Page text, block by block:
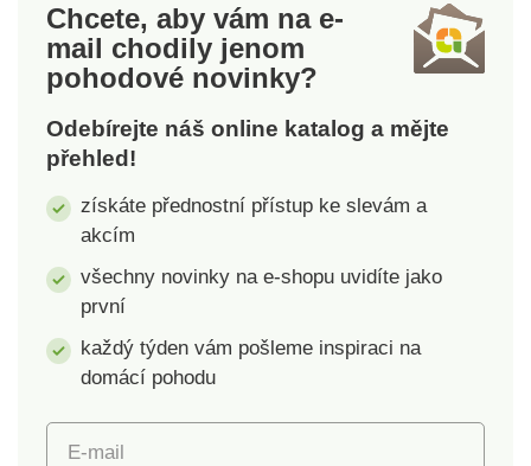
Chcete, aby vám na e-
mail chodily jenom
pohodové novinky?
Odebírejte náš online katalog a mějte
přehled!
získáte přednostní přístup ke slevám a
akcím
všechny novinky na e-shopu uvidíte jako
první
každý týden vám pošleme inspiraci na
domácí pohodu
E-mail